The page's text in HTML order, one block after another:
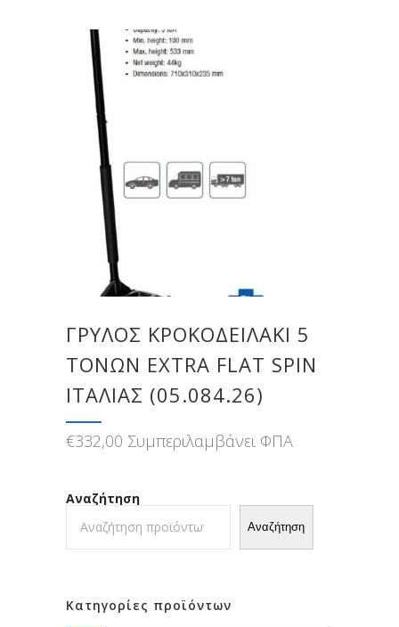
ΓΡΎΛΟΣ ΚΡΟΚΟΔΕΙΛΆΚΙ 5
ΤΌΝΩΝ EXTRA FLAT SPIN
ΙΤΑΛΊΑΣ (05.084.26)
€332,00 Συμπεριλαμβάνει ΦΠΑ
Αναζήτηση
Αναζήτηση
Κατηγορίες προϊόντων